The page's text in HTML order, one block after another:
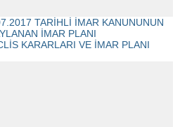
TARİHLİ İMAR KANUNUNUN
İMAR PLANI
KARARLARI VE İMAR PLANI